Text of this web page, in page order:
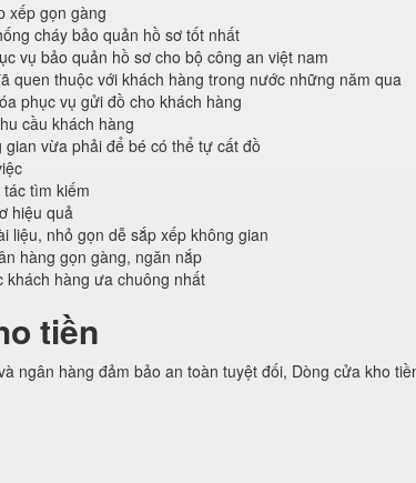
xếp gọn gàng
cháy bảo quản hồ sơ tốt nhất
vụ bảo quản hồ sơ cho bộ công an việt nam
quen thuộc với khách hàng trong nước những năm qua
phục vụ gửi đồ cho khách hàng
cầu khách hàng
vừa phải để bé có thể tự cất đồ
tìm kiếm
hiệu quả
liệu, nhỏ gọn dễ sắp xếp không gian
hàng gọn gàng, ngăn nắp
hàng ưa chuông nhất
tiền
ngân hàng đảm bảo an toàn tuyệt đối, Dòng cửa kho